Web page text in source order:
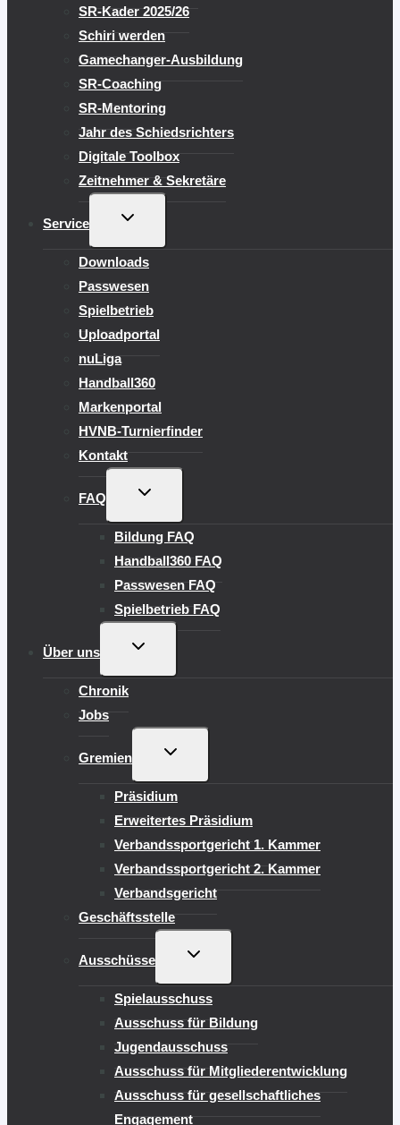
SR-Kader 2025/26
Schiri werden
Gamechanger-Ausbildung
SR-Coaching
SR-Mentoring
Jahr des Schiedsrichters
Digitale Toolbox
Zeitnehmer & Sekretäre
Service
UNTERMENÜ
Downloads
Passwesen
Spielbetrieb
Uploadportal
nuLiga
Handball360
Markenportal
HVNB-Turnierfinder
Kontakt
FAQ
UNTERMENÜ
Bildung FAQ
Handball360 FAQ
Passwesen FAQ
Spielbetrieb FAQ
Über uns
UNTERMENÜ
Chronik
Jobs
Gremien
UNTERMENÜ
Präsidium
Erweitertes Präsidium
Verbandssportgericht 1. Kammer
Verbandssportgericht 2. Kammer
Verbandsgericht
Geschäftsstelle
Ausschüsse
UNTERMENÜ
Spielausschuss
Ausschuss für Bildung
Jugendausschuss
Ausschuss für Mitgliederentwicklung
Ausschuss für gesellschaftliches
Engagement